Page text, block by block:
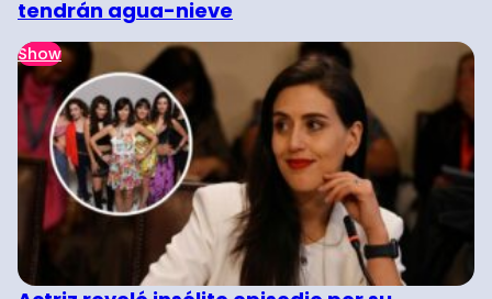
tendrán agua-nieve
Show